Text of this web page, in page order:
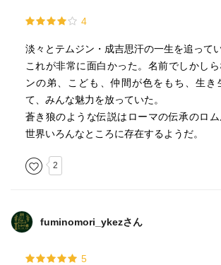
彼の戦略はいかに
協力する部族や国は、信仰の自由を与えや
入れる
（先日読んだアレクサンドロスの政策とよ
またモンゴル国家の軍政と民政を組織化し
の各人の仕事の配備まで成吉思汗が采配し
徹底、農耕技術、刑罰法度など
異国との争いで異国文化に触れるごとに
4
淡々とテムジン・成吉思汗の一生を追ってい
これが非常に面白かった。名前でしかし
ンの弟、こども、仲間が色をもち、生き
て、みんな魅力を放っていた。
蒼き狼のような伝説はローマの伝承のロム
世界いろんなところに存在するようだ。
2
fuminomori_ykezさん
5